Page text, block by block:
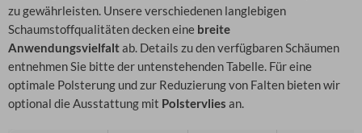
zu gewährleisten. Unsere verschiedenen langlebigen
Schaumstoffqualitäten decken eine breite
Anwendungsvielfaltab. Details zu den verfügbaren Schäumen
entnehmen Sie bitte der untenstehenden Tabelle. Für eine
optimale Polsterung und zur Reduzierung von Falten bieten wir
optional die Ausstattung mit Polstervlies an.